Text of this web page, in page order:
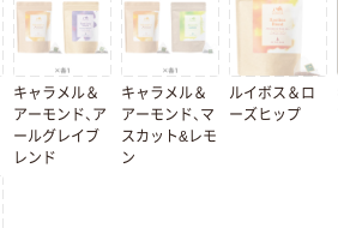
キャラメル＆
アーモンド、ア
ールグレイブ
レンド
キャラメル＆
アーモンド、マ
スカット&レモ
ン
ルイボス＆ロ
ーズヒップ